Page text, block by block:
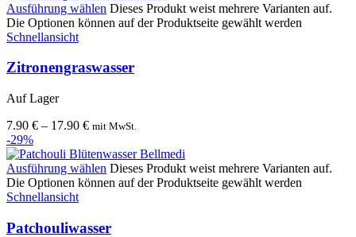
Ausführung wählen Dieses Produkt weist mehrere Varianten auf.
Die Optionen können auf der Produktseite gewählt werden
Schnellansicht
Zitronengraswasser
Auf Lager
7.90 € – 17.90 € mit MwSt.
-29%
Ausführung wählen Dieses Produkt weist mehrere Varianten auf.
Die Optionen können auf der Produktseite gewählt werden
Schnellansicht
Patchouliwasser